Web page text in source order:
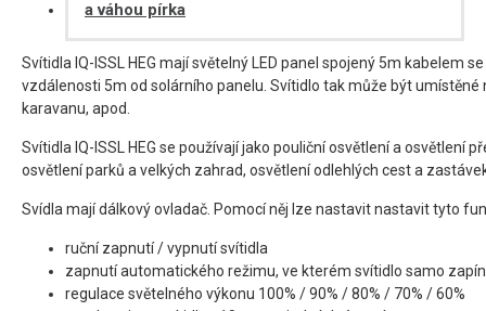
a váhou pírka
Svítidla IQ-ISSL HEG mají světelný LED panel spojený 5m
vzdálenosti 5m od solárního panelu. Svítidlo tak může být
karavanu, apod.
Svítidla IQ-ISSL HEG se používají jako pouliční osvětlení a
osvětlení parků a velkých zahrad, osvětlení odlehlých cest a
Svídla mají dálkový ovladač. Pomocí něj lze nastavit nastavit tyto
ruční zapnutí / vypnutí svítidla
zapnutí automatického režimu, ve kterém svítidlo samo
regulace světelného výkonu 100% / 90% / 80% / 70% / 60%